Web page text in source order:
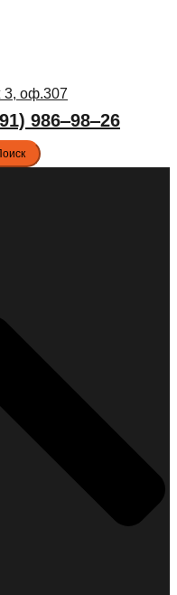
3, оф.307
986‒98‒26